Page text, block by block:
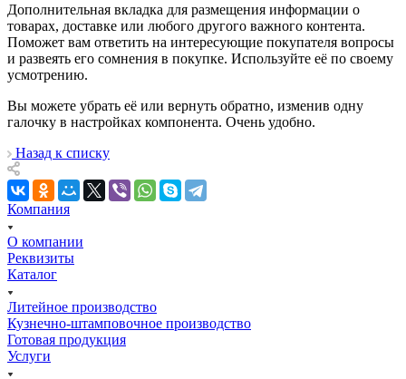
Дополнительная вкладка для размещения информации о
товарах, доставке или любого другого важного контента.
Поможет вам ответить на интересующие покупателя вопросы
и развеять его сомнения в покупке. Используйте её по своему
усмотрению.
Вы можете убрать её или вернуть обратно, изменив одну
галочку в настройках компонента. Очень удобно.
Назад к списку
Компания
О компании
Реквизиты
Каталог
Литейное производство
Кузнечно-штамповочное производство
Готовая продукция
Услуги